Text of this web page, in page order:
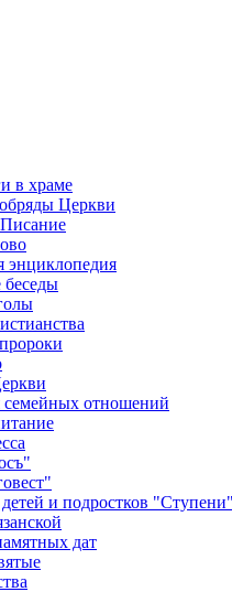
в храме
Церкви
энциклопедия
беседы
семейных отношений
и подростков "Ступени"
дат